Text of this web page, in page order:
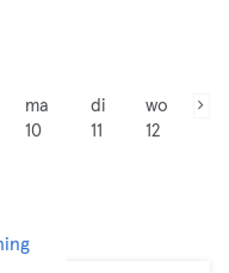
ma
10
di
11
wo
12